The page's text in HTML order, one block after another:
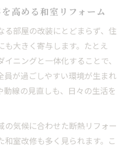
高める和室リフォーム
る部屋の改装にとどまらず、住
も大きく寄与します。たとえ
ニングと一体化することで、
員が過ごしやすい環境が生まれ
動線の見直しも、日々の生活を
の気候に合わせた断熱リフォー
和室改修も多く見られます。こ